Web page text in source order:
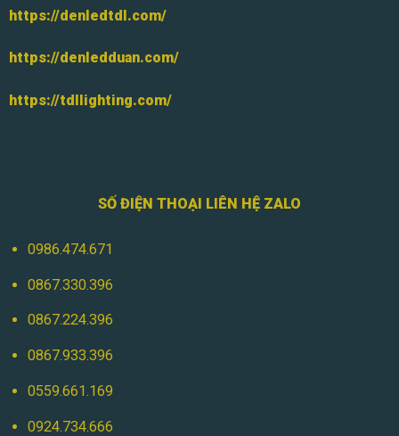
https://denledtdl.com/
https://denledduan.com/
https://tdllighting.com/
SỐ ĐIỆN THOẠI LIÊN HỆ ZALO
0986.474.671
0867.330.396
0867.224.396
0867.933.396
0559.661.169
0924.734.666